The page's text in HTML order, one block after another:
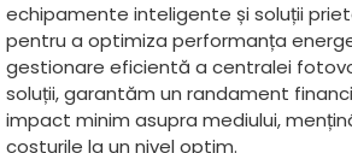
echipamente inteligente și soluții
pentru a optimiza performanța
gestionare eficientă a centralei
soluții, garantăm un randament
impact minim asupra mediului,
costurile la un nivel optim.